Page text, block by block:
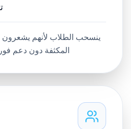
ينسحب الطلاب لأنهم يشعرون
المكثفة دون دعم